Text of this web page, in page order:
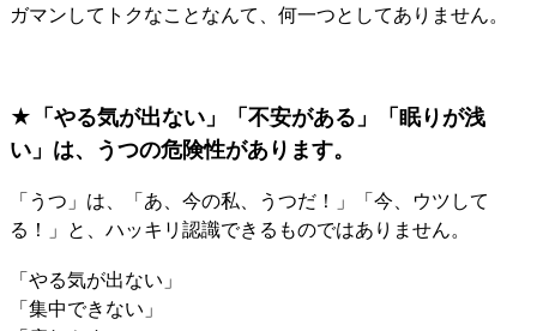
ガマンしてトクなことなんて、何一つとしてありません。
★「やる気が出ない」「不安がある」「眠りが浅
い」は、うつの危険性があります。
「うつ」は、「あ、今の私、うつだ！」「今、ウツして
る！」と、ハッキリ認識できるものではありません。
「やる気が出ない」
「集中できない」